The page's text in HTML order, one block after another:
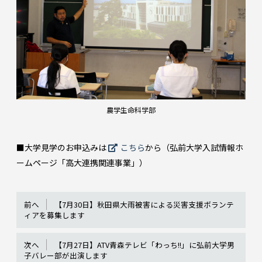
農学生命科学部
■大学見学のお申込みは こちらから（弘前大学入試情報ホ
ームページ「高大連携関連事業」）
前へ
【7月30日】秋田県大雨被害による災害支援ボランテ
ィアを募集します
次へ
【7月27日】ATV青森テレビ「わっち!!」に弘前大学男
子バレー部が出演します